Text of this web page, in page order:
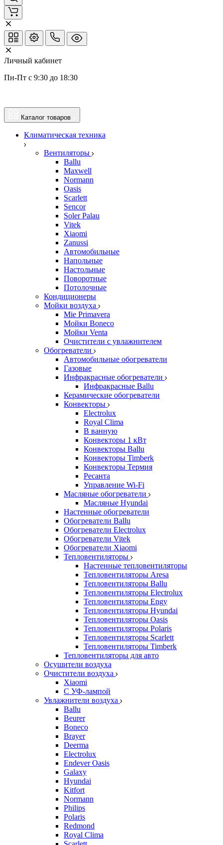
Личный кабинет
Пн-Пт с 9:30 до 18:30
Каталог товаров
Климатическая техника
Вентиляторы
Ballu
Maxwell
Normann
Oasis
Scarlett
Sencor
Soler Palau
Vitek
Xiaomi
Zanussi
Автомобильные
Напольные
Настольные
Поворотные
Потолочные
Кондиционеры
Мойки воздуха
Mie Primavera
Мойки Boneco
Мойки Venta
Очистители с увлажнителем
Обогреватели
Автомобильные обогреватели
Газовые
Инфракрасные обогреватели
Инфракрасные Ballu
Керамические обогреватели
Конвекторы
Electrolux
Royal Clima
В ванную
Конвекторы 1 кВт
Конвекторы Ballu
Конвекторы Timberk
Конвекторы Термия
Ресанта
Управление Wi-Fi
Масляные обогреватели
Масляные Hyundai
Настенные обогреватели
Обогреватели Ballu
Обогреватели Electrolux
Обогреватели Vitek
Обогреватели Xiaomi
Тепловентиляторы
Настенные тепловентиляторы
Тепловентиляторы Aresa
Тепловентиляторы Ballu
Тепловентиляторы Electrolux
Тепловентиляторы Engy
Тепловентиляторы Hyundai
Тепловентиляторы Oasis
Тепловентиляторы Polaris
Тепловентиляторы Scarlett
Тепловентиляторы Timberk
Тепловентиляторы для авто
Осушители воздуха
Очистители воздуха
Xiaomi
С УФ-лампой
Увлажнители воздуха
Ballu
Beurer
Boneco
Brayer
Deerma
Electrolux
Endever Oasis
Galaxy
Hyundai
Kitfort
Normann
Philips
Polaris
Redmond
Royal Clima